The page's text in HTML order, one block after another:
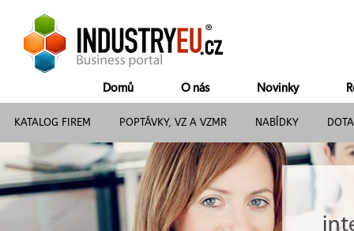
Domů O nás Novinky
KATALOG FIREM POPTÁVKY, VZ A VZMR NABÍDKY